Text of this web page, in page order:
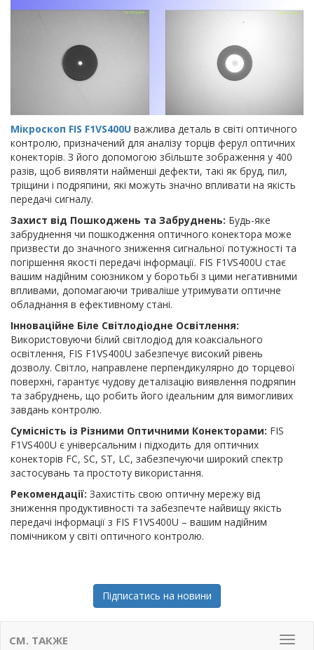
Мікроскоп FIS F1VS400U важлива деталь в світі оптичного
контролю, призначений для аналізу торців ферул оптичних
конекторів. З його допомогою збільште зображення у 400
разів, щоб виявляти найменші дефекти, такі як бруд, пил,
тріщини і подряпини, які можуть значно впливати на якість
передачі сигналу.
Захист від Пошкоджень та Забруднень: Будь-яке
забруднення чи пошкодження оптичного конектора може
призвести до значного зниження сигнальної потужності та
погіршення якості передачі інформації. FIS F1VS400U стає
вашим надійним союзником у боротьбі з цими негативними
впливами, допомагаючи триваліше утримувати оптичне
обладнання в ефективному стані.
Інноваційне Біле Світлодіодне Освітлення:
Використовуючи білий світлодіод для коаксіального
освітлення, FIS F1VS400U забезпечує високий рівень
дозволу. Світло, направлене перпендикулярно до торцевої
поверхні, гарантує чудову деталізацію виявлення подряпин
та забруднень, що робить його ідеальним для вимогливих
завдань контролю.
Сумісність із Різними Оптичними Конекторами: FIS
F1VS400U є універсальним і підходить для оптичних
конекторів FC, SC, ST, LC, забезпечуючи широкий спектр
застосувань та простоту використання.
Рекомендації: Захистіть свою оптичну мережу від
зниження продуктивності та забезпечте найвищу якість
передачі інформації з FIS F1VS400U – вашим надійним
помічником у світі оптичного контролю.
Підписатись на новини
Меню
СМ. ТАКЖЕ